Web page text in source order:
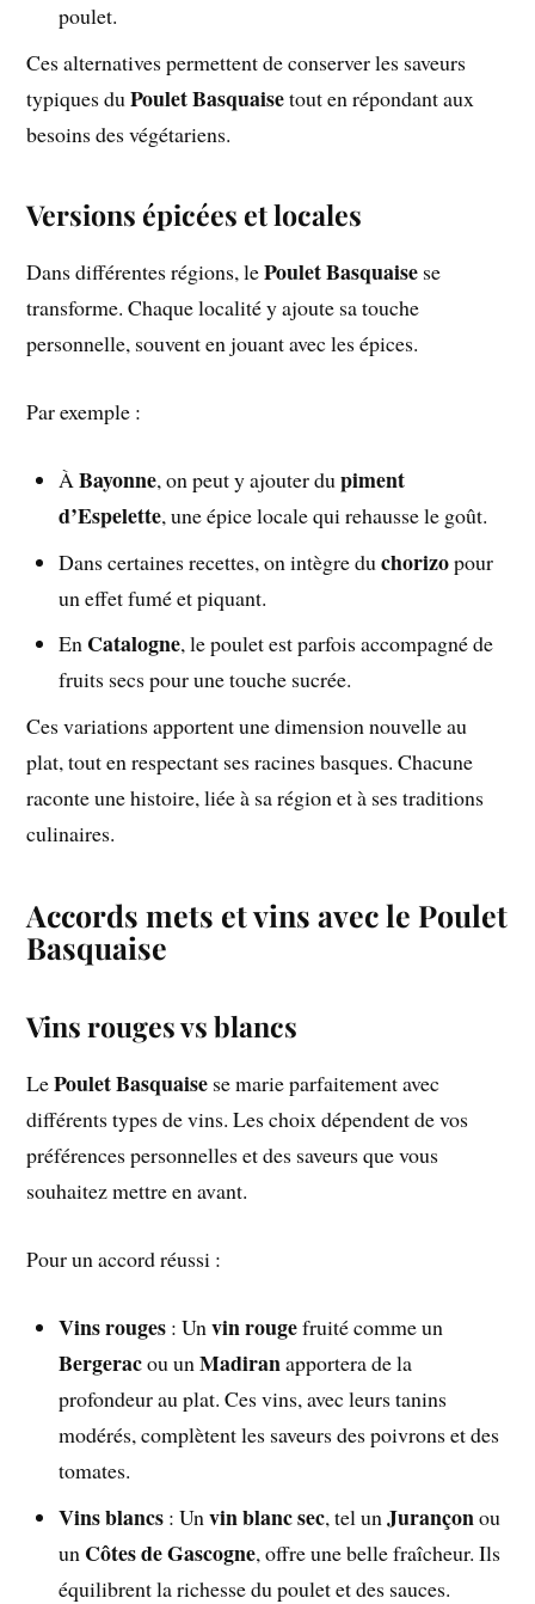
poulet.
Ces alternatives permettent de conserver les saveurs
typiques duPoulet Basquaisetout en répondant aux
besoins des végétariens.
Versions épicées et locales
Dans différentes régions, lePoulet Basquaise se
transforme. Chaque localité y ajoute sa touche
personnelle, souvent en jouant avec les épices.
Par exemple :
ÀBayonne, on peut y ajouter dupiment
d’Espelette, une épice locale qui rehausse le goût.
Dans certaines recettes, on intègre duchorizopour
un effet fumé et piquant.
En Catalogne, le poulet est parfois accompagné de
fruits secs pour une touche sucrée.
Ces variations apportent une dimension nouvelle au
plat, tout en respectant ses racines basques. Chacune
raconte une histoire, liée à sa région et à ses traditions
culinaires.
Accords mets et vins avec le Poulet
Basquaise
Vins rouges vs blancs
LePoulet Basquaise se marie parfaitement avec
différents types de vins. Les choix dépendent de vos
préférences personnelles et des saveurs que vous
souhaitez mettre en avant.
Pour un accord réussi :
Vins rouges : Unvin rougefruité comme un
Bergeracou unMadiranapportera de la
profondeur au plat. Ces vins, avec leurs tanins
modérés, complètent les saveurs des poivrons et des
tomates.
Vins blancs : Unvin blanc sec, tel unJurançonou
un Côtes de Gascogne, offre une belle fraîcheur. Ils
équilibrent la richesse du poulet et des sauces.